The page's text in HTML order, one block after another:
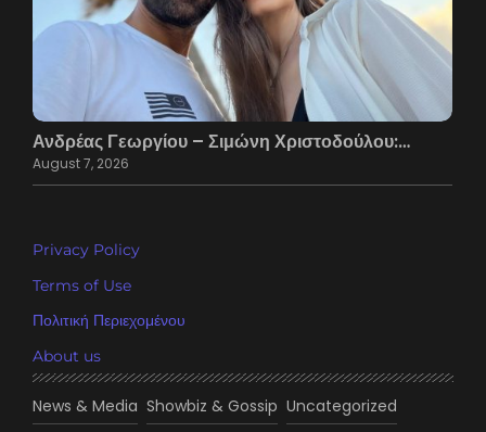
Ανδρέας Γεωργίου – Σιμώνη Χριστοδούλου:…
August 7, 2026
Privacy Policy
Terms of Use
Πολιτική Περιεχομένου
About us
News & Media Showbiz & Gossip Uncategorized